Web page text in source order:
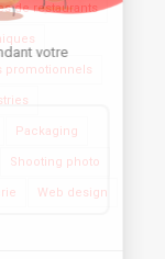
de restaurants
promotionnels
Packaging
Shooting photo
Web design